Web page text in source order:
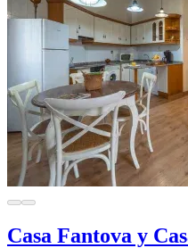
Casa Fantova y